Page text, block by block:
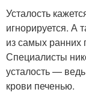
Усталость
игнорируется. А
из самых ранних
Специалисты
усталость —
крови печенью.